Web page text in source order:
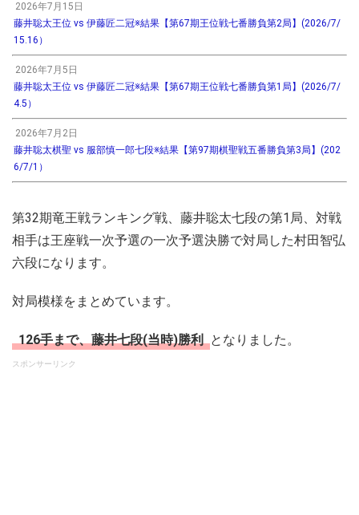
2026年7月15日
藤井聡太王位 vs 伊藤匠二冠※結果【第67期王位戦七番勝負第2局】(2026/7/
15.16）
2026年7月5日
藤井聡太王位 vs 伊藤匠二冠※結果【第67期王位戦七番勝負第1局】(2026/7/
4.5）
2026年7月2日
藤井聡太棋聖 vs 服部慎一郎七段※結果【第97期棋聖戦五番勝負第3局】(202
6/7/1）
第32期竜王戦ランキング戦、藤井聡太七段の第1局、対戦
相手は王座戦一次予選の一次予選決勝で対局した村田智弘
六段になります。
対局模様をまとめています。
126手まで、藤井七段(当時)勝利 となりました。
スポンサーリンク